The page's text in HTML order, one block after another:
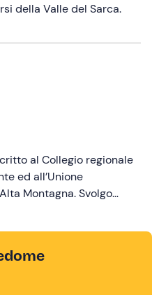
della Valle del Sarca.
al Collegio regionale
ed all’Unione
Montagna. Svolgo
e dedizione a